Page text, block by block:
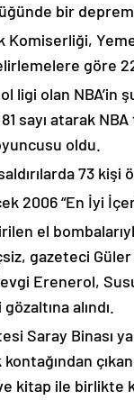
bir
göre
ligi olan NBA’in
sayı atarak
oldu.
73 kişi
2006 “En İyi
el
gazeteci
Erenerol,
alındı.
Saray Binası
kitap ile birlikte